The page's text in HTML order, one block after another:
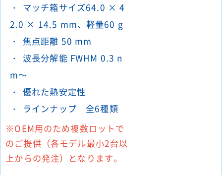
マッチ箱サイズ64.0 × 4
2.0 × 14.5 mm、軽量60 g
焦点距離 50 mm
波長分解能 FWHM 0.3 n
m～
優れた熱安定性
ラインナップ 全6種類
※OEM用のため複数ロットで
のご提供（各モデル最小2台以
上からの発注）となります。